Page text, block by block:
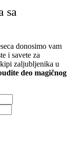
sa
donosimo vam
i savete za
zaljubljenika u
deo magičnog